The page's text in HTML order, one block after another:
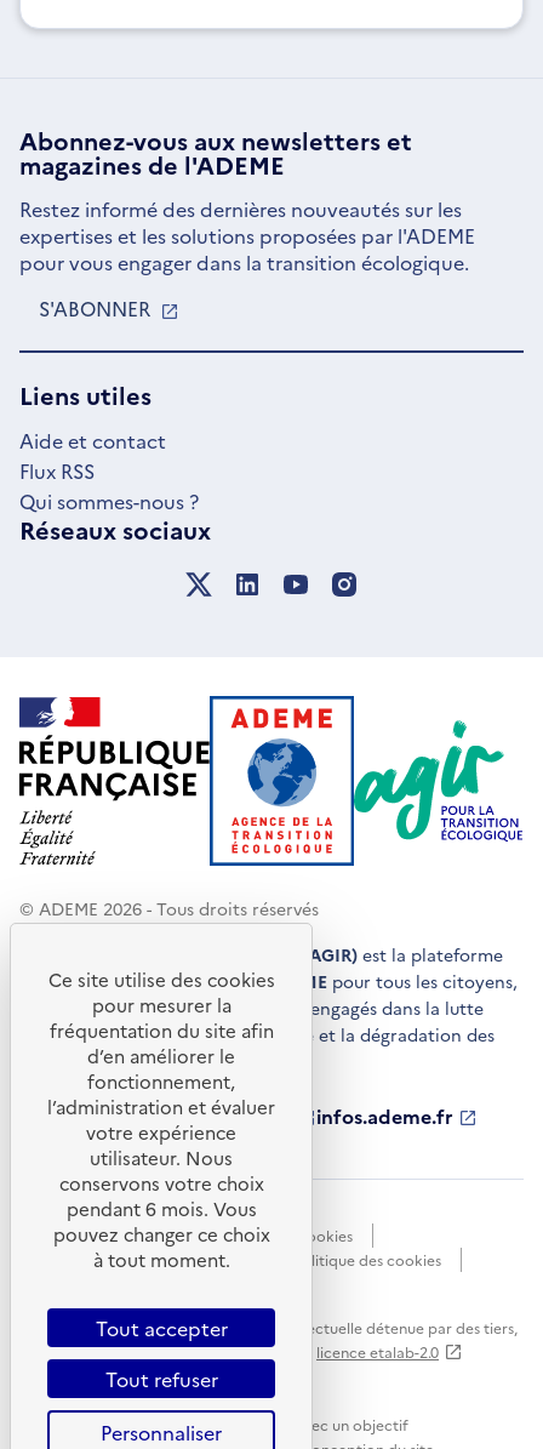
Abonnez-vous aux newsletterset
magazines de l'ADEME
Restez informé des dernières nouveautés sur les
expertises et les solutions proposées par l'ADEME
pour vous engager dans la transition écologique.
S'ABONNER
UNE
Liens utiles
Aide et contact
Flux RSS
Qui sommes-nous ?
Réseaux sociaux
© ADEME 2026 - Tous droits réservés
Agir pour la transition écologique (AGIR) est la plateforme
de conseils et de services de l'ADEME pour tous les citoyens,
acteurs économiques et territoires engagés dans la lutte
contre le réchauffement climatique et la dégradation des
ressources.
ademe.fr
S'ouvre
nouvelle
fenêtre
librairie.ademe.fr
S'ouvre
dans
une
nouvelle
fenêtre
infos.ademe.fr
S'ouvre
nouvelle
ademe.fr/presse
S'ouvre
nouvelle
fenêtre
Accessibilité : non conforme
Données personnelles
Gestion des cookies
Mentions légales
Plan du site
Politique des cookies
dans
nouvelle
Sauf mention explicite de propriété intellectuelle détenue par des tiers,
les contenus de ce site sont proposés sous licence etalab-2.0
Ce site internet est pensé et développé avec un objectif
Ce site utilise des cookies
pour mesurer la
fréquentation du site afin
d’en améliorer le
fonctionnement,
l’administration et évaluer
votre expérience
utilisateur. Nous
conservons votre choix
pendant 6 mois. Vous
pouvez changer ce choix
à tout moment.
Tout accepter
Tout refuser
Personnaliser